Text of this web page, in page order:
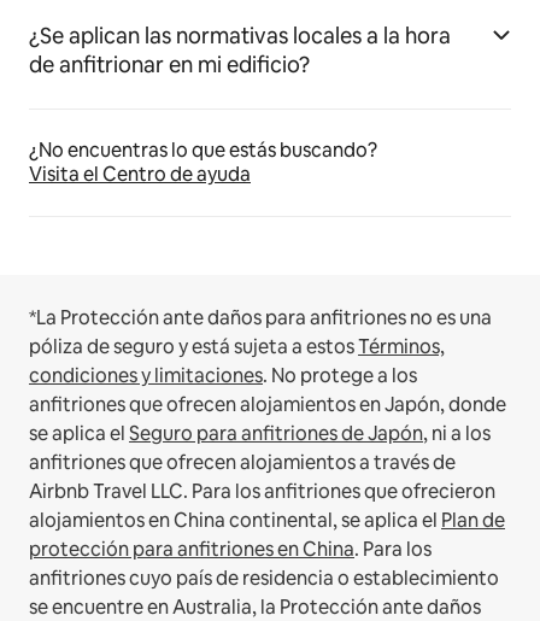
¿Se aplican las normativas locales a la hora
de anfitrionar en mi edificio?
¿No encuentras lo que estás buscando?
Visita el Centro de ayuda
*La Protección ante daños para anfitriones no es una
póliza de seguro y está sujeta a estosTérminos,
condiciones y limitaciones. No protege a los
anfitriones que ofrecen alojamientos en Japón, donde
se aplica elSeguro para anfitriones de Japón, ni a los
anfitriones que ofrecen alojamientos a través de
Airbnb Travel LLC. Para los anfitriones que ofrecieron
alojamientos en China continental, se aplica el Plan de
protección para anfitriones en China. Para los
anfitriones cuyo país de residencia o establecimiento
se encuentre en Australia, la Protección ante daños